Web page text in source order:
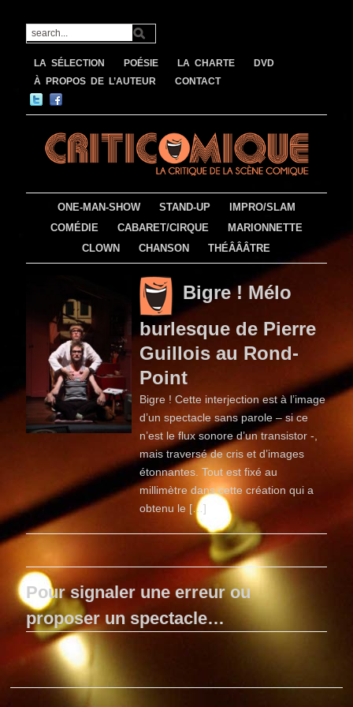
LA SÉLECTION POÉSIE LA CHARTE
DVD
À PROPOS DE L’AUTEUR
CONTACT
ONE-MAN-SHOW STAND-UP
IMPRO/SLAM
COMÉDIE
CABARET/CIRQUE
MARIONNETTE
CLOWN
CHANSON THÉÂÂÂTRE
Bigre ! Mélo
burlesque de Pierre
Guillois au Rond-
Point
Bigre ! Cette interjection est à l’image
d’un spectacle sans parole – si ce
n’est le flux sonore d’un transistor -,
mais traversé de cris et d’images
étonnantes. Tout est fixé au
millimètre dans cette création qui a
obtenu le […]
Pour signaler une erreur ou
proposer un spectacle…